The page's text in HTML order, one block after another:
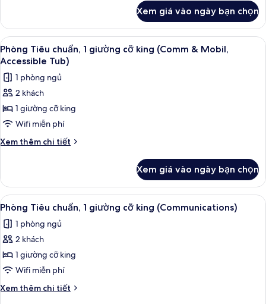
(Additional
Living
Area)
Phòng,
giường
cỡ
(Additional
Living
Xem giá vào ngày bạn chọn
Xem
tất
cả
ảnh
Phòng
Tiêu
chuẩn,
1
king
(Comm
&
Mobil,
Accessible
Tub)
Bộ đồ giường cao cấp, két bảo mật
7
Phòng Tiêu chuẩn, 1 giường cỡ king (Comm & Mobil,
Accessible Tub)
1 phòng ngủ
2 khách
1 giường cỡ king
Wifi miễn phí
Xem thêm chi tiết
Chi
Phòng
Tiêu
chuẩn,
giường
cỡ
(Comm
&
Accessible
Xem giá vào ngày bạn chọn
Xem
tất
cả
ảnh
Phòng
Tiêu
chuẩn,
1
Bộ đồ giường cao cấp, két bảo mật
7
Phòng Tiêu chuẩn, 1 giường cỡ king (Communications)
1 phòng ngủ
2 khách
1 giường cỡ king
Wifi miễn phí
Xem thêm chi tiết
Chi